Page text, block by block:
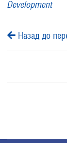
Development
Назад до